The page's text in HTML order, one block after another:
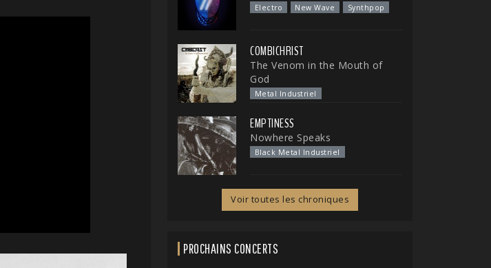
Electro New Wave Synthpop
COMBICHRIST
The Venom in the Mouth of
God
Metal Industriel
EMPTINESS
Nowhere Speaks
Black Metal Industriel
Voir toutes les chroniques
PROCHAINS CONCERTS